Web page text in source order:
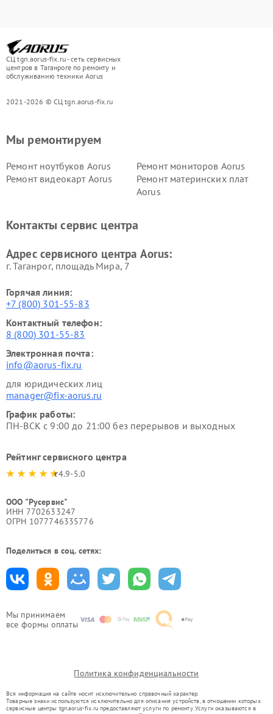
СЦ tgn.aorus-fix.ru - сеть сервисных
центров в Таганроге по ремонту и
обслуживанию техники Aorus
2021-2026 © СЦ tgn.aorus-fix.ru
Мы принимаем
все формы оплаты
Мы ремонтируем
Ремонт ноутбуков Aorus
Ремонт мониторов Aorus
Ремонт видеокарт Aorus
Ремонт материнских плат
Aorus
Контакты сервис центра
Адрес сервисного центра Aorus:
г. Таганрог, площадь Мира, 7
Горячая линия:
+7 (800) 301-55-83
Контактный телефон:
8 (800) 301-55-83
Электронная почта:
info@aorus-fix.ru
для юридических лиц
manager@fix-aorus.ru
График работы:
ПН-ВСК с 9:00 до 21:00 без перерывов и выходных
Рейтинг сервисного центра
4.9-5.0
ООО "Русервис"
ИНН 7702633247
ОГРН 1077746335776
Поделиться в соц. сетях:
Политика конфиденциальности
Вся информация на сайте носит исключительно справочный характер.
Товарные знаки используются исключительно для описания устройств, в отношении которых
сервисные центры tgn.aorus-fix.ru предоставляют услуги по ремонту. Услуги оказываются в